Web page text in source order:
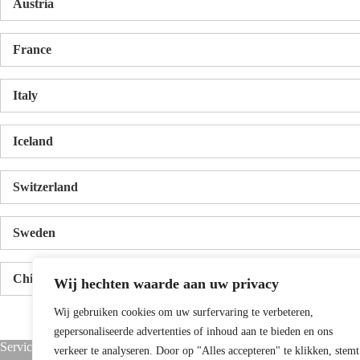
Wij hechten waarde aan uw privacy
Wij gebruiken cookies om uw surfervaring te verbeteren,
gepersonaliseerde advertenties of inhoud aan te bieden en ons
verkeer te analyseren. Door op "Alles accepteren" te klikken, stemt
Austria
France
Italy
Iceland
Switzerland
Sweden
China
Service Over ons